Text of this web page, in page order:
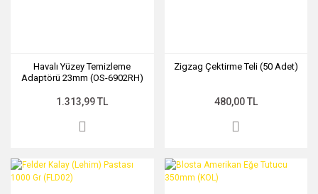
Havalı Yüzey Temizleme
Adaptörü 23mm (OS-6902RH)
1.313,99 TL
Zigzag Çektirme Teli (50 Adet)
480,00 TL